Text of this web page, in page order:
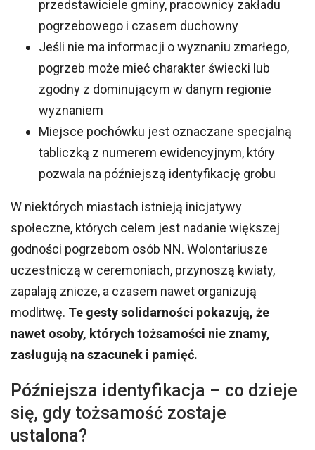
przedstawiciele gminy, pracownicy zakładu
pogrzebowego i czasem duchowny
Jeśli nie ma informacji o wyznaniu zmarłego,
pogrzeb może mieć charakter świecki lub
zgodny z dominującym w danym regionie
wyznaniem
Miejsce pochówku jest oznaczane specjalną
tabliczką z numerem ewidencyjnym, który
pozwala na późniejszą identyfikację grobu
W niektórych miastach istnieją inicjatywy
społeczne, których celem jest nadanie większej
godności pogrzebom osób NN. Wolontariusze
uczestniczą w ceremoniach, przynoszą kwiaty,
zapalają znicze, a czasem nawet organizują
modlitwę. Te gesty solidarności pokazują, że
nawet osoby, których tożsamości nie znamy,
zasługują na szacunek i pamięć.
Późniejsza identyfikacja – co dzieje
się, gdy tożsamość zostaje
ustalona?